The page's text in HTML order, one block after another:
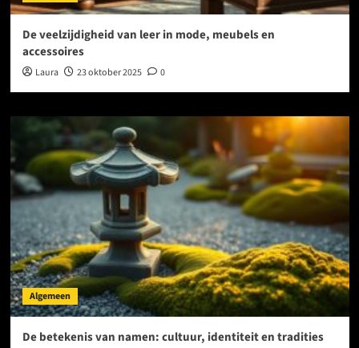
De veelzijdigheid van leer in mode, meubels en
accessoires
Laura 23 oktober 2025 0
Algemeen
De betekenis van namen: cultuur, identiteit en tradities